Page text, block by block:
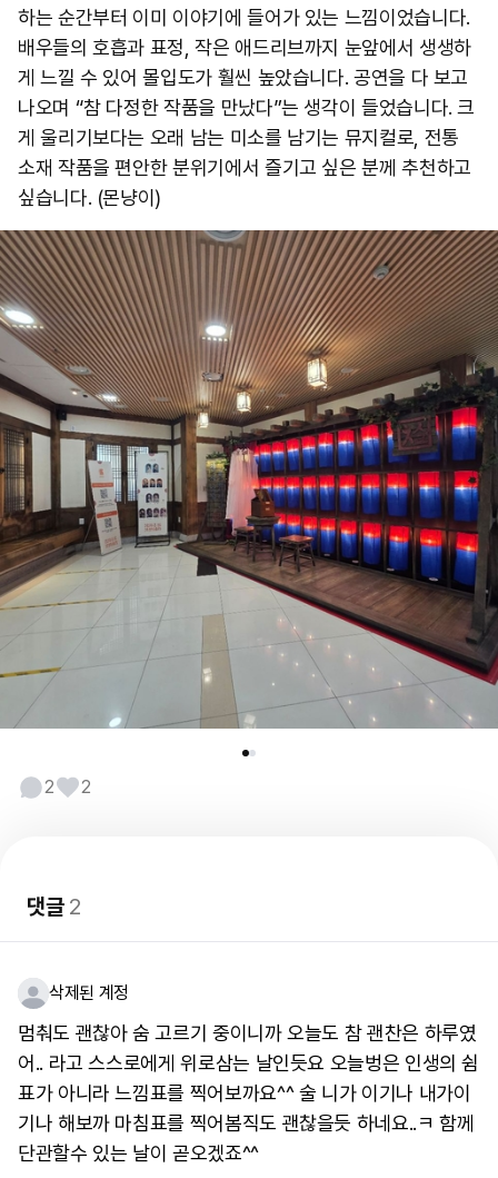
하는 순간부터 이미 이야기에 들어가 있는 느낌이었습니다.
배우들의 호흡과 표정, 작은 애드리브까지 눈앞에서 생생하
게 느낄 수 있어 몰입도가 훨씬 높았습니다. 공연을 다 보고
나오며 “참 다정한 작품을 만났다”는 생각이 들었습니다. 크
게 울리기보다는 오래 남는 미소를 남기는 뮤지컬로, 전통
소재 작품을 편안한 분위기에서 즐기고 싶은 분께 추천하고
싶습니다. (몬냥이)
2 2
댓글2
삭제된 계정
멈춰도 괜찮아 숨 고르기 중이니까 오늘도 참 괜찬은 하루였
어.. 라고 스스로에게 위로삼는 날인듯요 오늘벙은 인생의 쉼
표가 아니라 느낌표를 찍어보까요^^ 술 니가 이기나 내가이
기나 해보까 마침표를 찍어봄직도 괜찮을듯 하네요..ㅋ 함께
단관할수 있는 날이 곧오겠죠^^